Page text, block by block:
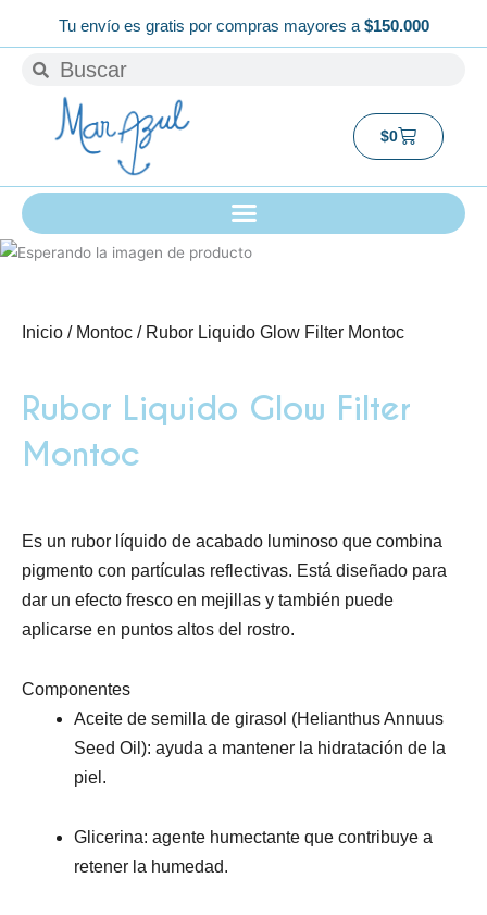
contenido
Tu envío es gratis por compras mayores a $150.000
BuscarBuscar
$0Carrito
Inicio / Montoc / Rubor Liquido Glow Filter Montoc
Rubor Liquido Glow Filter
Montoc
Es un rubor líquido de acabado luminoso que combina
pigmento con partículas reflectivas. Está diseñado para
dar un efecto fresco en mejillas y también puede
aplicarse en puntos altos del rostro.
Componentes
Aceite de semilla de girasol (Helianthus Annuus
Seed Oil): ayuda a mantener la hidratación de la
piel.
Glicerina: agente humectante que contribuye a
retener la humedad.